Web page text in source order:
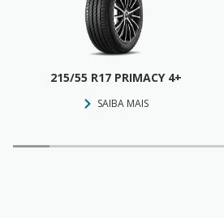
215/55 R17 PRIMACY 4+
SAIBA MAIS